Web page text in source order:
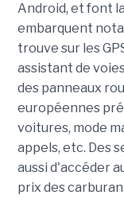
Android, et font
embarquent
trouve sur les
assistant de
des panneaux
européennes
voitures, mode
appels, etc. Des
aussi d'accéder
prix des